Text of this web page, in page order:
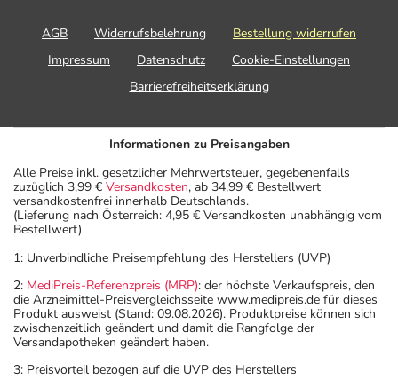
AGB Widerrufsbelehrung
Bestellung widerrufen
Impressum
Datenschutz
Cookie-Einstellungen
Barrierefreiheitserklärung
Informationen zu Preisangaben
Alle Preise inkl. gesetzlicher Mehrwertsteuer, gegebenenfalls
zuzüglich 3,99 € Versandkosten, ab 34,99 € Bestellwert
versandkostenfrei innerhalb Deutschlands.
(Lieferung nach Österreich: 4,95 € Versandkosten unabhängig vom
Bestellwert)
1: Unverbindliche Preisempfehlung des Herstellers (UVP)
2: MediPreis-Referenzpreis (MRP): der höchste Verkaufspreis, den
die Arzneimittel-Preisvergleichsseite www.medipreis.de für dieses
Produkt ausweist (Stand: 09.08.2026). Produktpreise können sich
zwischenzeitlich geändert und damit die Rangfolge der
Versandapotheken geändert haben.
3: Preisvorteil bezogen auf die UVP des Herstellers